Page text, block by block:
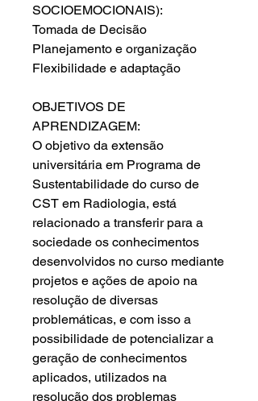
SOCIOEMOCIONAIS):
Tomada de Decisão
Planejamento e organização
Flexibilidade e adaptação
OBJETIVOS DE
APRENDIZAGEM:
O objetivo da extensão
universitária em Programa de
Sustentabilidade do curso de
CST em Radiologia, está
relacionado a transferir para a
sociedade os conhecimentos
desenvolvidos no curso mediante
projetos e ações de apoio na
resolução de diversas
problemáticas, e com isso a
possibilidade de potencializar a
geração de conhecimentos
aplicados, utilizados na
resolução dos problemas